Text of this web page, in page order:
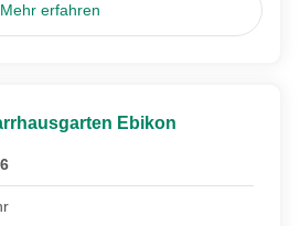
Mehr erfahren
Ebikon